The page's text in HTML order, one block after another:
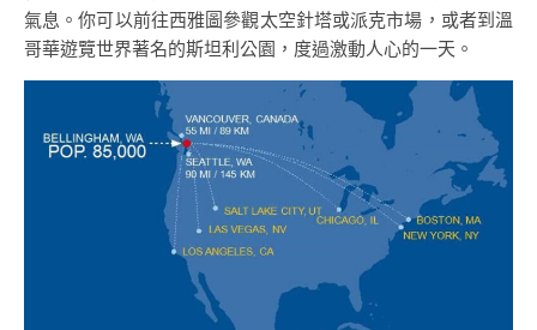
氣息。你可以前往西雅圖參觀太空針塔或派克市場，或者到溫
哥華遊覽世界著名的斯坦利公園，度過激動人心的一天。